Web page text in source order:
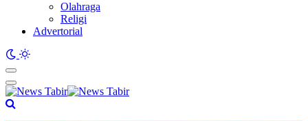
Olahraga
Religi
Advertorial